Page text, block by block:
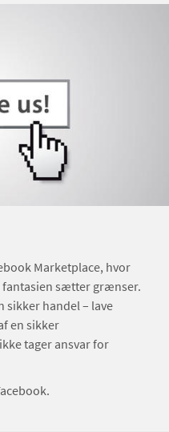
Marketplace, hvor
fantasien sætter grænser.
sikker handel – lave
en sikker
tager ansvar for